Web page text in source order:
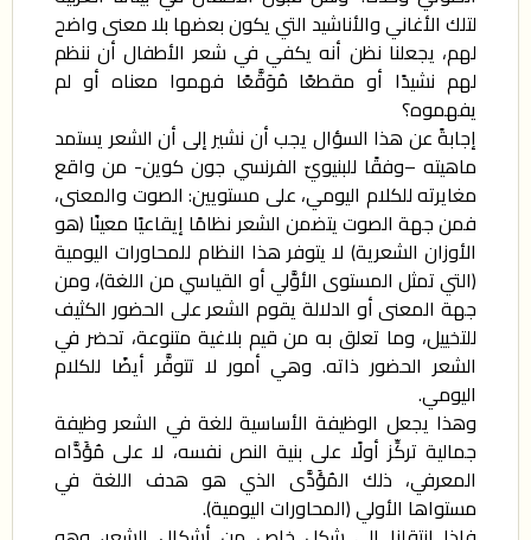
لتلك الأغاني والأناشيد التي يكون بعضها بلا معنى واضح
لهم، يجعلنا نظن أنه يكفي في شعر الأطفال أن ننظم
لهم نشيدًا أو مقطعًا مُوَقَّعًا فهموا معناه أو لم
يفهموه؟
إجابةً عن هذا السؤال يجب أن نشير إلى أن الشعر يستمد
ماهيته –وفقًا للبنيويّ الفرنسي جون كوين- من واقع
مغايرته للكلام اليومي، على مستويين: الصوت والمعنى،
فمن جهة الصوت يتضمن الشعر نظامًا إيقاعيًا معينًا (هو
الأوزان الشعرية) لا يتوفر هذا النظام للمحاورات اليومية
(التي تمثل المستوى الأوَّلي أو القياسي من اللغة)، ومن
جهة المعنى أو الدلالة يقوم الشعر على الحضور الكثيف
للتخييل، وما تعلق به من قيم بلاغية متنوعة، تحضر في
الشعر الحضور ذاته. وهي أمور لا تتوفَّر أيضًا للكلام
اليومي.
وهذا يجعل الوظيفة الأساسية للغة في الشعر وظيفة
جمالية تركِّز أولًا على بنية النص نفسه، لا على مُؤَدَّاه
المعرفي، ذلك المُؤَدَّى الذي هو هدف اللغة في
مستواها الأولي (المحاورات اليومية).